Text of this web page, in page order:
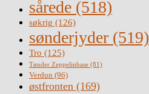
sårede (518)
søkrig (126)
sønderjyder (519)
Tro (125)
Tønder Zeppelinbase (81)
Verdun (96)
østfronten (169)